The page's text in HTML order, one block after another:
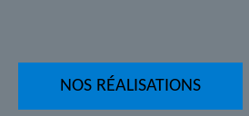
NOS RÉALISATIONS